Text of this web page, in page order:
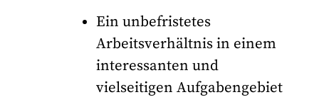
Ein unbefristetes
Arbeitsverhältnis in einem
interessanten und
vielseitigen Aufgabengebiet